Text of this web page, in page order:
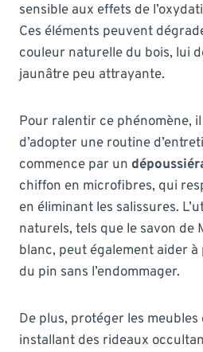
sensible aux effets de
Ces éléments peuvent
couleur naturelle du bois, lui
jaunâtre peu attrayante.
Pour ralentir ce phénomène,
d’adopter une routine
commence par un
chiffon en microfibres, qui
en éliminant les salissures.
naturels, tels que le savon de
blanc, peut également aider
du pin sans l’endommager.
De plus, protéger les meubles
installant des rideaux